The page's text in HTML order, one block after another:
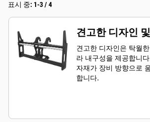
표시 중: 1-3 / 4
견고한 디자인
견고한 디자인은 탁월
라 내구성을 제공합니다. 높은 등받이
자재가 장비 방향으로
합니다.